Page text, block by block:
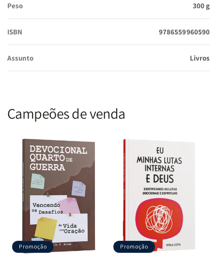
Peso 300 g
ISBN 9786559960590
Assunto Livros
Campeões de venda
Promoção Promoção